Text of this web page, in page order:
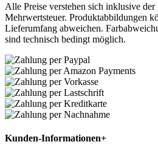
Alle Preise verstehen sich inklusive der
Mehrwertsteuer. Produktabbildungen
Lieferumfang abweichen.
sind technisch bedingt möglich.
Kunden-Informationen+